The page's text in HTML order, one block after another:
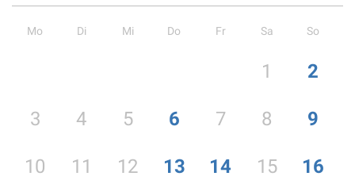
Mo Di Mi Do Fr Sa So
1 2
3 4 5 6 7 8 9
10 11 12 13 14 15 16